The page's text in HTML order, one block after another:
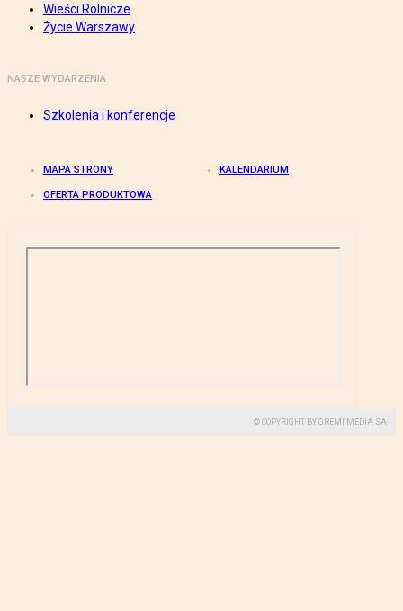
Wieści Rolnicze
Życie Warszawy
NASZE WYDARZENIA
Szkolenia i konferencje
MAPA STRONY KALENDARIUM
OFERTA PRODUKTOWA
© COPYRIGHT BY GREMI MEDIA SA